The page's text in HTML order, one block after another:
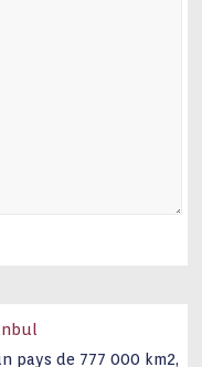
pays de 777 000 km2,